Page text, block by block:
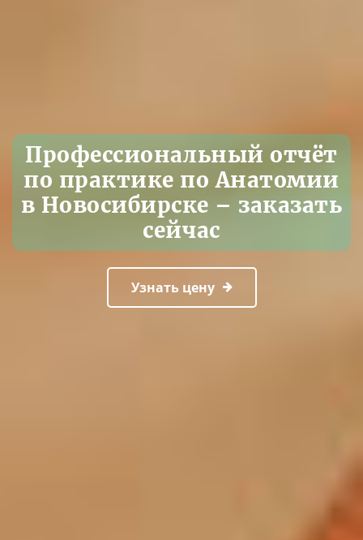
Профессиональный отчёт
по практике по Анатомии
в Новосибирске – заказать
сейчас
Узнать цену